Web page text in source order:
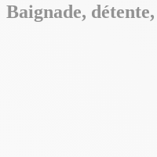
Baignade,